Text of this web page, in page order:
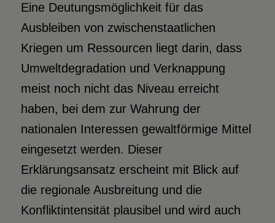
Eine Deutungsmöglichkeit für das
Ausbleiben von zwischenstaatlichen
Kriegen um Ressourcen liegt darin, dass
Umweltdegradation und Verknappung
meist noch nicht das Niveau erreicht
haben, bei dem zur Wahrung der
nationalen Interessen gewaltförmige Mittel
eingesetzt werden. Dieser
Erklärungsansatz erscheint mit Blick auf
die regionale Ausbreitung und die
Konfliktintensität plausibel und wird auch